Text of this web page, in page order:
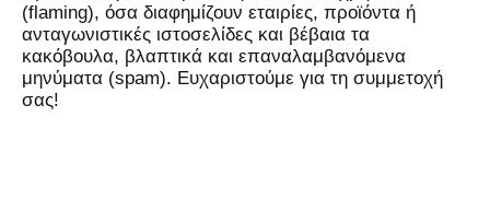
(flaming), όσα διαφημίζουν εταιρίες, προϊόντα ή
ανταγωνιστικές ιστοσελίδες και βέβαια τα
κακόβουλα, βλαπτικά και επαναλαμβανόμενα
μηνύματα (spam). Ευχαριστούμε για τη συμμετοχή
σας!